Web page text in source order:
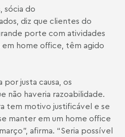
sócia do
diz que clientes do
porte com atividades
home office, têm agido
por justa causa, os
não haveria razoabilidade.
tem motivo justificável e se
manter em um home office
afirma. “Seria possível